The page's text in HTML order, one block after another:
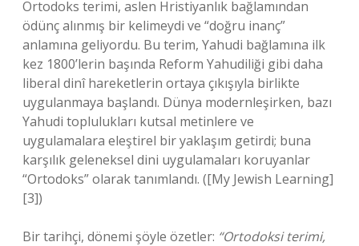
Ortodoks terimi, aslen Hristiyanlık bağlamından
ödünç alınmış bir kelimeydi ve “doğru inanç”
anlamına geliyordu. Bu terim, Yahudi bağlamına ilk
kez 1800’lerin başında Reform Yahudiliği gibi daha
liberal dinî hareketlerin ortaya çıkışıyla birlikte
uygulanmaya başlandı. Dünya modernleşirken, bazı
Yahudi toplulukları kutsal metinlere ve
uygulamalara eleştirel bir yaklaşım getirdi; buna
karşılık geleneksel dini uygulamaları koruyanlar
“Ortodoks” olarak tanımlandı. ([My Jewish Learning]
[3])
Bir tarihçi, dönemi şöyle özetler: “Ortodoksi terimi,